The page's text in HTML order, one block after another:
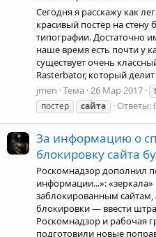
Сегодня я расскажу как
красивый постер на стену
типографии. Достаточно
наше время есть почти у
существует очень
Rasterbator, который
jmen Тема 26 Мар 2017
постер
сайта Ответы:
За информацию о
блокировку сайта
Роскомнадзор дополнил
информации...»:
заблокированным сайтам,
блокировки — ввести
Роскомнадзор и рабочая
подготовили новые